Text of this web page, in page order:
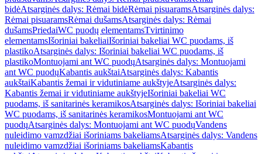
bidėAtsarginės dalys: Rėmai bidėRėmai pisuaramsAtsarginės dalys:
Rėmai pisuaramsRėmai dušamsAtsarginės dalys: Rėmai
dušamsPriedaiWC puodų elementamsTvirtinimo
elementamsIšoriniai bakeliaiIšoriniai bakeliai WC puodams, iš
plastikoAtsarginės dalys: Išoriniai bakeliai WC puodams, iš
plastikoMontuojami ant WC puodųAtsarginės dalys: Montuojami
ant WC puodųKabantis aukštaiAtsarginės dalys: Kabantis
aukštaiKabantis žemai ir vidutiniame aukštyjeAtsarginės dalys:
Kabantis žemai ir vidutiniame aukštyjeIšoriniai bakeliai WC
puodams, iš sanitarinės keramikosAtsarginės dalys: Išoriniai bakeliai
WC puodams, iš sanitarinės keramikosMontuojami ant WC
puodųAtsarginės dalys: Montuojami ant WC puodųVandens
nuleidimo vamzdžiai išoriniams bakeliamsAtsarginės dalys: Vandens
nuleidimo vamzdžiai išoriniams bakeliamsKabantis